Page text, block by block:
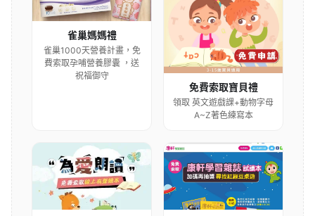
雀巢媽媽禮
雀巢1000天營養計畫，免
費索取孕哺營養膠囊 ，送
祝福御守
免費索取寶貝禮
領取 英文遊戲課+動物字母
A~Z著色練寫本